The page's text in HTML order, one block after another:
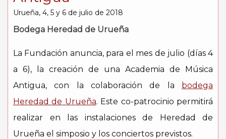
Urueña, 4, 5 y 6 de julio de 2018
Bodega Heredad de Urueña
La Fundación anuncia, para el mes de julio (días 4
a 6), la creación de una Academia de Música
Antigua, con la colaboración de la bodega
Heredad de Urueña. Este co-patrocinio permitirá
realizar en las instalaciones de Heredad de
Urueña el simposio y los conciertos previstos.